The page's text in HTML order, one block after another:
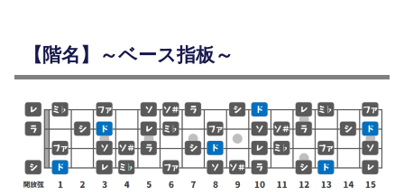
【階名】～ベース指板～